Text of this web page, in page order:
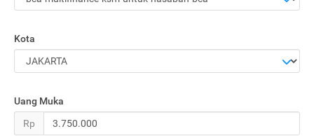
Kota
Uang Muka
Rp